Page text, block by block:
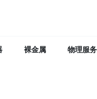
裸金属 物理服